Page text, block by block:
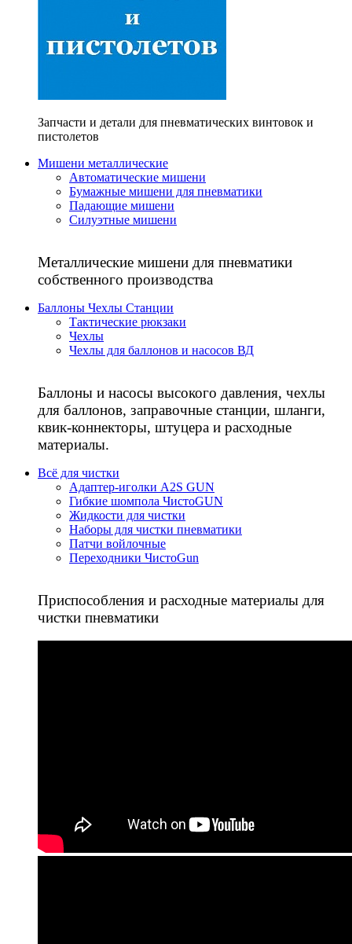
Запчасти и детали для пневматических винтовок и
пистолетов
Мишени металлические
Автоматические мишени
Бумажные мишени для пневматики
Падающие мишени
Силуэтные мишени
Металлические мишени для пневматики
собственного производства
Баллоны Чехлы Станции
Тактические рюкзаки
Чехлы
Чехлы для баллонов и насосов ВД
Баллоны и насосы высокого давления, чехлы
для баллонов, заправочные станции, шланги,
квик-коннекторы, штуцера и расходные
материалы.
Всё для чистки
Адаптер-иголки A2S GUN
Гибкие шомпола ЧистоGUN
Жидкости для чистки
Наборы для чистки пневматики
Патчи войлочные
Переходники ЧистоGun
Приспособления и расходные материалы для
чистки пневматики